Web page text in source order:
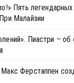
Пять
Малайзии
Пиастри –
Макс Ферстаппен